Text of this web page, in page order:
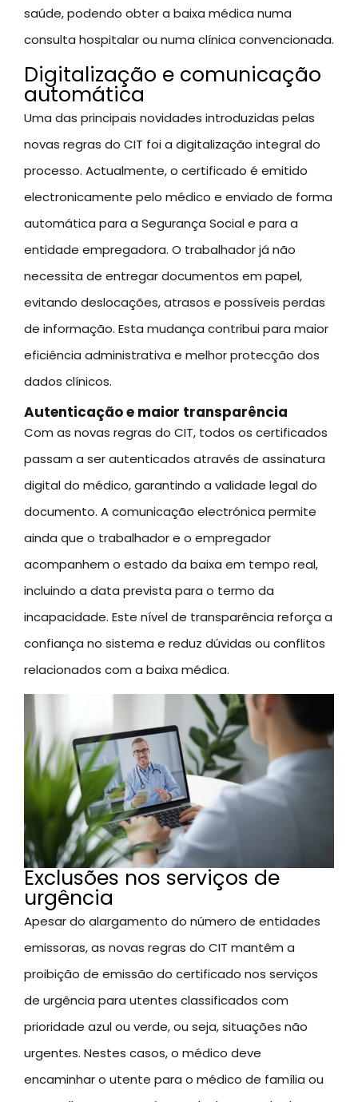
saúde, podendo obter a baixa médica numa
consulta hospitalar ou numa clínica convencionada.
Digitalização e comunicação
automática
Uma das principais novidades introduzidas pelas
novas regras do CIT foi a digitalização integral do
processo. Actualmente, o certificado é emitido
electronicamente pelo médico e enviado de forma
automática para a Segurança Social e para a
entidade empregadora. O trabalhador já não
necessita de entregar documentos em papel,
evitando deslocações, atrasos e possíveis perdas
de informação. Esta mudança contribui para maior
eficiência administrativa e melhor protecção dos
dados clínicos.
Autenticação e maior transparência
Com as novas regras do CIT, todos os certificados
passam a ser autenticados através de assinatura
digital do médico, garantindo a validade legal do
documento. A comunicação electrónica permite
ainda que o trabalhador e o empregador
acompanhem o estado da baixa em tempo real,
incluindo a data prevista para o termo da
incapacidade. Este nível de transparência reforça a
confiança no sistema e reduz dúvidas ou conflitos
relacionados com a baixa médica.
Exclusões nos serviços de
urgência
Apesar do alargamento do número de entidades
emissoras, as novas regras do CIT mantêm a
proibição de emissão do certificado nos serviços
de urgência para utentes classificados com
prioridade azul ou verde, ou seja, situações não
urgentes. Nestes casos, o médico deve
encaminhar o utente para o médico de família ou